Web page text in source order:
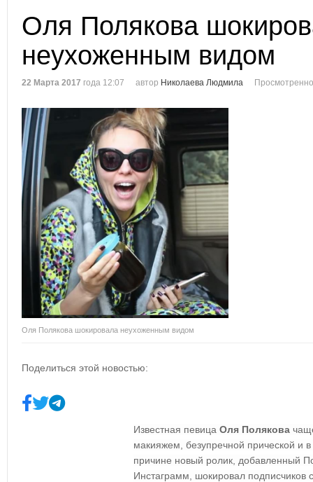
Оля Полякова
неухоженным видом
22 Марта 2017 года 12:07 автор Николаева Людмила
Оля Полякова шокировала неухоженным видом
Поделиться этой новостью:
Известная певица Оля Полякова
макияжем, безупречной прической и
причине новый ролик, добавленный
Инстаграмм, шокировал подписчиков